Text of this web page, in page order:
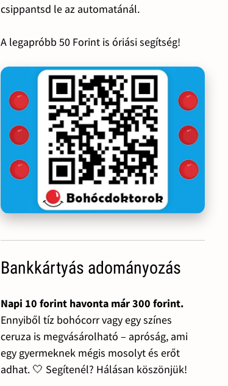
csippantsd le az automatánál.
A legapróbb 50 Forint is óriási segítség!
Bankkártyás adományozás
Napi 10 forint havonta már 300 forint.
Ennyiből tíz bohócorr vagy egy színes
ceruza is megvásárolható – apróság, ami
egy gyermeknek mégis mosolyt és erőt
adhat. 🤍 Segítenél? Hálásan köszönjük!